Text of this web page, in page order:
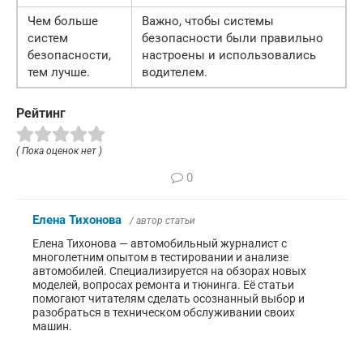
Чем больше
систем
безопасности,
тем лучше.
Важно, чтобы системы
безопасности были правильно
настроены и использовались
водителем.
Рейтинг
( Пока оценок нет )
0
Елена Тихонова / автор статьи
Елена Тихонова — автомобильный журналист с
многолетним опытом в тестировании и анализе
автомобилей. Специализируется на обзорах новых
моделей, вопросах ремонта и тюнинга. Её статьи
помогают читателям сделать осознанный выбор и
разобраться в техническом обслуживании своих
машин.